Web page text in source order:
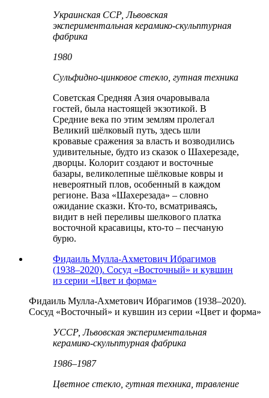
Украинская ССР, Львовская
экспериментальная керамико-скульптурная
фабрика
1980
Сульфидно-цинковое стекло, гутная техника
Советская Средняя Азия очаровывала
гостей, была настоящей экзотикой. В
Средние века по этим землям пролегал
Великий шёлковый путь, здесь шли
кровавые сражения за власть и возводились
удивительные, будто из сказок о Шахерезаде,
дворцы. Колорит создают и восточные
базары, великолепные шёлковые ковры и
невероятный плов, особенный в каждом
регионе. Ваза «Шахерезада» – словно
ожидание сказки. Кто-то, всматриваясь,
видит в ней переливы шелкового платка
восточной красавицы, кто-то – песчаную
бурю.
Фидаиль Мулла-Ахметович Ибрагимов
(1938–2020). Сосуд «Восточный» и кувшин
из серии «Цвет и форма»
Фидаиль Мулла-Ахметович Ибрагимов (1938–2020).
Сосуд «Восточный» и кувшин из серии «Цвет и форма»
УССР, Львовская экспериментальная
керамико-скульптурная фабрика
1986–1987
Цветное стекло, гутная техника, травление